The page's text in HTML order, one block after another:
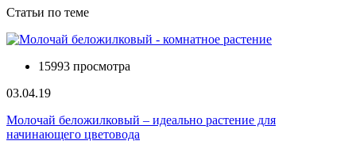
Статьи по теме
15993 просмотра
03.04.19
Молочай беложилковый – идеально растение для
начинающего цветовода